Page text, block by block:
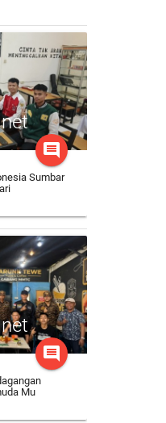
comment
Sumbar
comment
Mu